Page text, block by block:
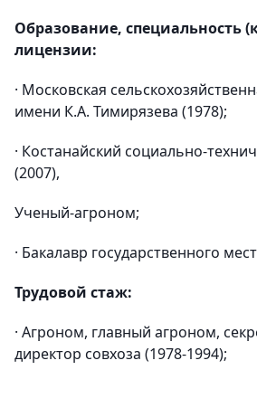
Образование, специальность
лицензии:
· Московская
имени К.А. Тимирязева (1978);
· Костанайский социально-
(2007),
Ученый-агроном;
· Бакалавр государственного
Трудовой стаж:
· Агроном, главный агроном,
директор совхоза (1978-1994);